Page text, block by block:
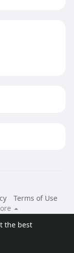
the best
Terms of Use